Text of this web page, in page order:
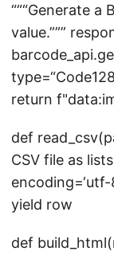
“““Generate
value.”””
return
def
CSV file as
yield row
def